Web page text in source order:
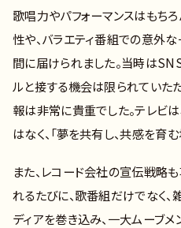
歌唱力やパフォーマンスはもち
性や、バラエティ番組での意外
間に届けられました。当時は
ルと接する機会は限られていた
報は非常に貴重でした。テレビ
はなく、「夢を共有し、共感を育
また、レコード会社の宣伝戦略
れるたびに、歌番組だけでなく、
ディアを巻き込み、一大ムーブ